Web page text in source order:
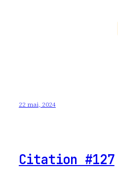
22 mai, 2024
Citation #127